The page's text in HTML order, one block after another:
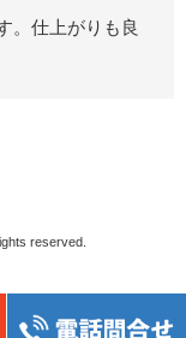
。仕上がりも良
reserved.